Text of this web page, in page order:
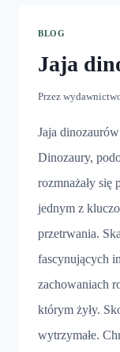
BLOG
Jaja
Przez
Jaja
Dinozaury,
rozmnażały się
jednym z
przetrwania.
fascynujących
zachowaniach
którym żyły.
wytrzymałe.